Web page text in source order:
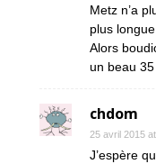
Metz n’a
plus
Alors
un beau 35
chdom
25 avril 2015
J’espère